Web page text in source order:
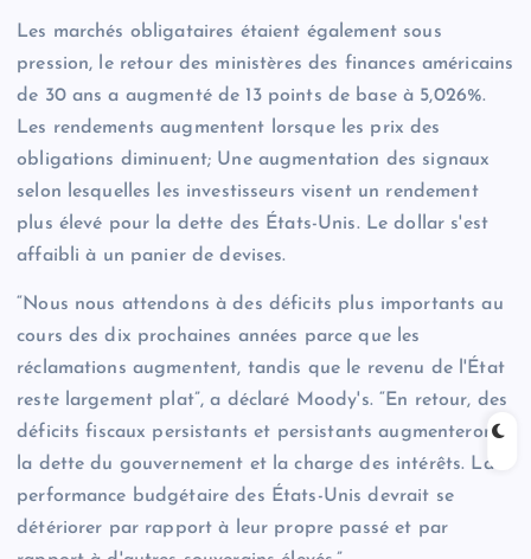
Les marchés obligataires étaient également sous
pression, le retour des ministères des finances américains
de 30 ans a augmenté de 13 points de base à 5,026%.
Les rendements augmentent lorsque les prix des
obligations diminuent; Une augmentation des signaux
selon lesquelles les investisseurs visent un rendement
plus élevé pour la dette des États-Unis. Le dollar s'est
affaibli à un panier de devises.
“Nous nous attendons à des déficits plus importants au
cours des dix prochaines années parce que les
réclamations augmentent, tandis que le revenu de l'État
reste largement plat”, a déclaré Moody's. “En retour, des
déficits fiscaux persistants et persistants augmenteront
la dette du gouvernement et la charge des intérêts. La
performance budgétaire des États-Unis devrait se
détériorer par rapport à leur propre passé et par